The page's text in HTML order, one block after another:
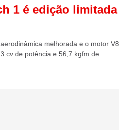
1 é edição limitada
melhorada e o motor V8
cv de potência e 56,7 kgfm de